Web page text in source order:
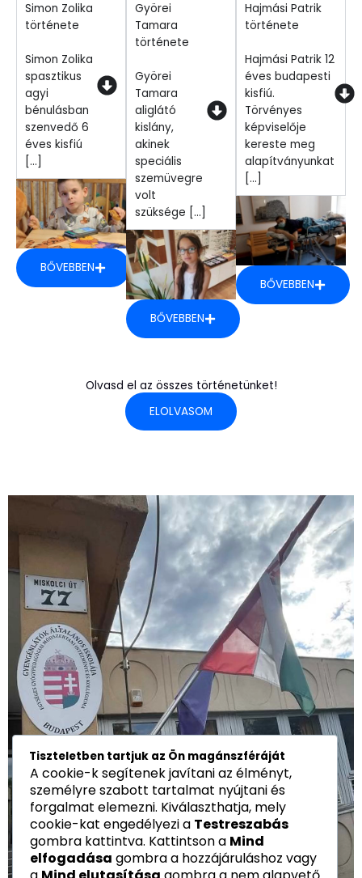
Simon Zolika
története
Simon Zolika
spasztikus
agyi
bénulásban
szenvedő 6
éves kisfiú
[...]
BŐVEBBEN
Györei
Tamara
története
Györei
Tamara
aliglátó
kislány,
akinek
speciális
szemüvegre
volt
szüksége [...]
BŐVEBBEN
Hajmási Patrik
története
Hajmási Patrik 12
éves budapesti
kisfiú.
Törvényes
képviselője
kereste meg
alapítványunkat
[...]
BŐVEBBEN
Olvasd el az összes történetünket!
ELOLVASOM
Tiszteletben tartjuk az Ön magánszféráját
A cookie-k segítenek javítani az élményt,
személyre szabott tartalmat nyújtani és
forgalmat elemezni. Kiválaszthatja, mely
cookie-kat engedélyezi a Testreszabás
gombra kattintva. Kattintson a Mind
elfogadása gombra a hozzájáruláshoz vagy